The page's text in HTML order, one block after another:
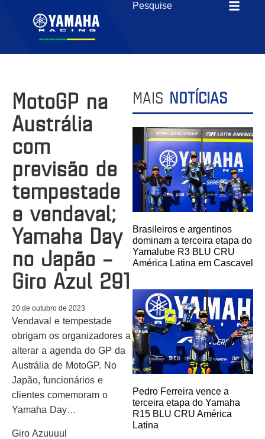
MotoGP na
Austrália
com
previsão de
tempestade
e vendaval;
Yamaha Day
no Japão –
Giro Azul 291
20 de outubro de 2023
Vendaval e tempestade
obrigam os organizadores a
alterar a agenda do GP da
Austrália de MotoGP. No
Japão, funcionários e
clientes comemoram o
Yamaha Day…
Giro Azuuuul
MAIS NOTÍCIAS
Brasileiros e argentinos
dominam a terceira etapa do
Yamalube R3 BLU CRU
América Latina em Cascavel
Pedro Ferreira vence a
terceira etapa do Yamaha
R15 BLU CRU América
Latina